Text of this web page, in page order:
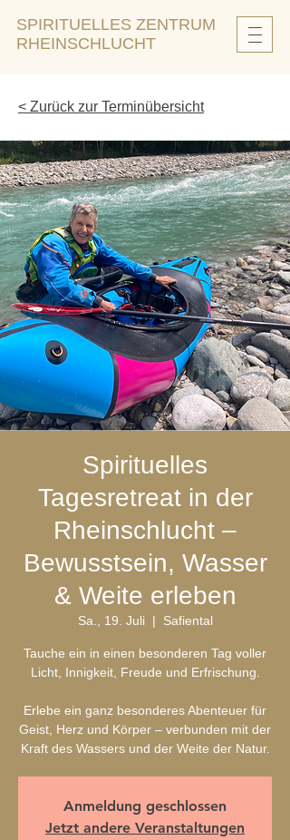
SPIRITUELLES ZENTRUM
RHEINSCHLUCHT
< Zurück zur Terminübersicht
Spirituelles
Tagesretreat in der
Rheinschlucht –
Bewusstsein, Wasser
& Weite erleben
Sa., 19. Juli
  |
Safiental
Tauche ein in einen besonderen Tag voller
Licht, Innigkeit, Freude und Erfrischung.
Erlebe ein ganz besonderes Abenteuer für
Geist, Herz und Körper – verbunden mit der
Anmeldung geschlossen
Jetzt andere Veranstaltungen